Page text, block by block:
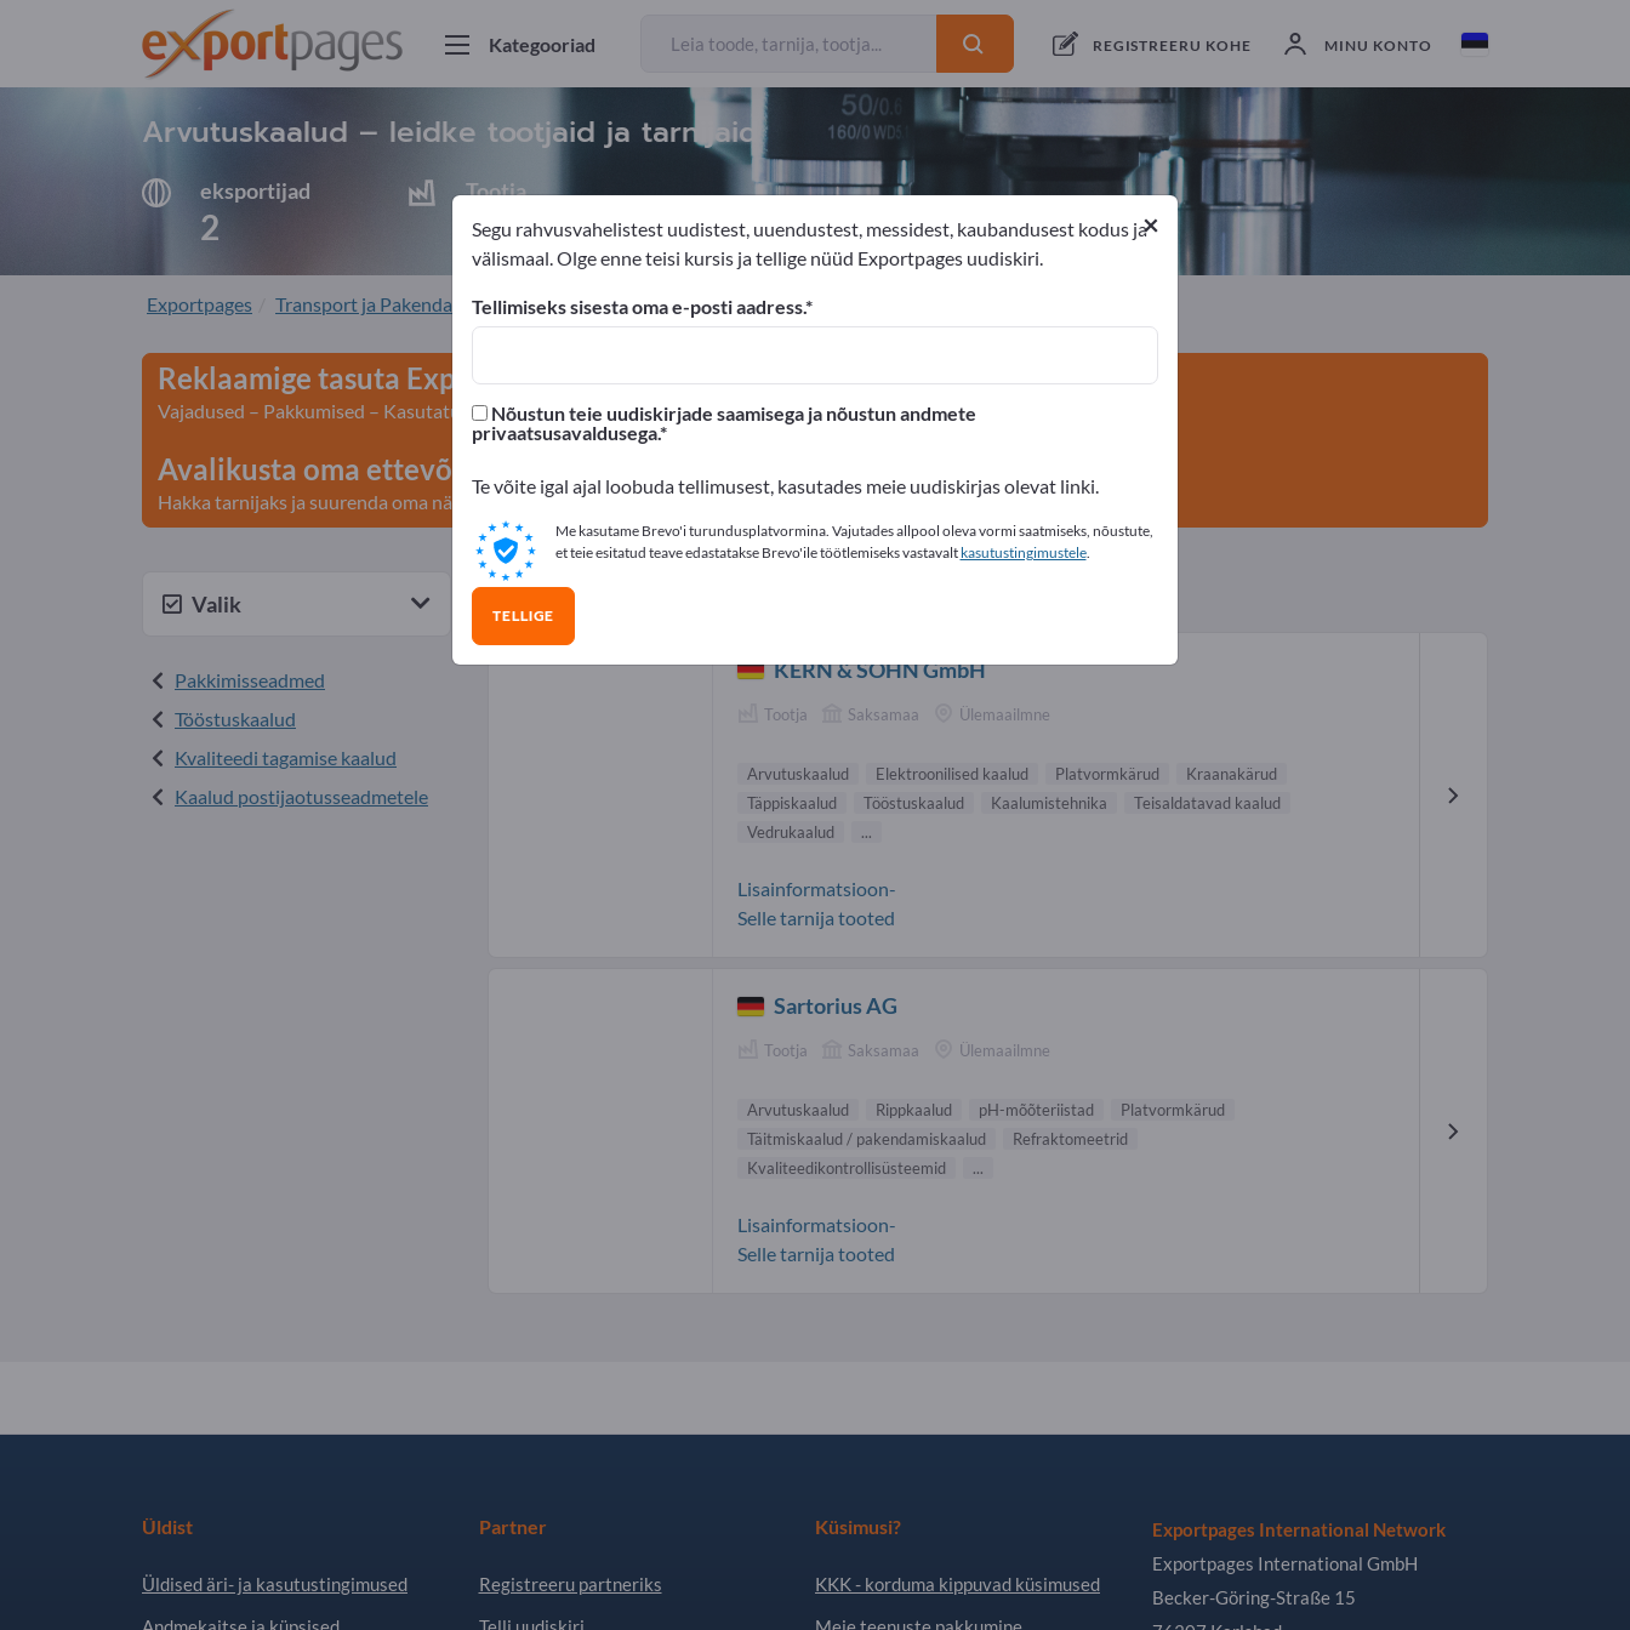
Kategooriad REGISTREERU KOHE MINU KONTO
Arvutuskaalud – leidke tootjaid ja tarnijaid
eksportijad
2
Tootja
2
eksportijad2 Tootja
Exportpages Transport ja Pakendamine Pakkimisseadmed Arvutuskaalud
Reklaamige tasuta Exportpages'is!
Vajadused – Pakkumised – Kasutatud kaubad – Ärikontaktid >> alustage siit
Avalikusta oma ettevõte ja tooted Exportpages'is.
Hakka tarnijaks ja suurenda oma nähtavust>> avalikusta siin
Valik
Pakkimisseadmed
Tööstuskaalud
Kvaliteedi tagamise kaalud
Kaalud postijaotusseadmetele
Arvutuskaalud tarnijad (2)
KERN & SOHN GmbH
Tootja Saksamaa Ülemaailmne
Arvutuskaalud Elektroonilised kaalud Platvormkärud
Kraanakärud
Täppiskaalud
Tööstuskaalud Kaalumistehnika
Teisaldatavad kaalud
Vedruk aalud
...
Lisainformatsioon-
Selle tarnija tooted
Sartorius AG
Tootja Saksamaa Ülemaailmne
Arvutuskaalud Rippkaalud pH-mõõteriistad
Platvormkärud
Täitmiskaalud / pakendamiskaalud
Refraktomeetrid
Kvaliteedikontrollisüsteemid
...
Lisainformatsioon-
Selle tarnija tooted
Üldist
Üldised äri- ja kasutustingimused
Partner
Registreeru partneriks
Küsimusi?
KKK - korduma kippuvad küsimused
Exportpages International Network
Exportpages International GmbH
Becker-Göring-Straße 15
×
Segu rahvusvahelistest uudistest, uuendustest, messidest, kaubandusest kodus ja
välismaal. Olge enne teisi kursis ja tellige nüüd Exportpages uudiskiri.
Tellimiseks sisesta oma e-posti aadress.
Nõustun teie uudiskirjade saamisega ja nõustun andmete
privaatsusavaldusega.
Te võite igal ajal loobuda tellimusest, kasutades meie uudiskirjas olevat linki.
Me kasutame Brevo'i turundusplatvormina. Vajutades allpool oleva vormi saatmiseks, nõustute,
et teie esitatud teave edastatakse Brevo'ile töötlemiseks vastavalt kasutustingimustele.
TELLIGE